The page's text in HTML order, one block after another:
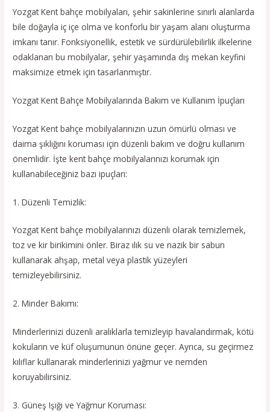
Yozgat Kent bahçe mobilyaları, şehir sakinlerine sınırlı alanlarda
bile doğayla iç içe olma ve konforlu bir yaşam alanı oluşturma
imkanı tanır. Fonksiyonellik, estetik ve sürdürülebilirlik ilkelerine
odaklanan bu mobilyalar, şehir yaşamında dış mekan keyfini
maksimize etmek için tasarlanmıştır.
Yozgat Kent Bahçe Mobilyalarında Bakım ve Kullanım İpuçları
Yozgat Kent bahçe mobilyalarınızın uzun ömürlü olması ve
daima şıklığını koruması için düzenli bakım ve doğru kullanım
önemlidir. İşte kent bahçe mobilyalarınızı korumak için
kullanabileceğiniz bazı ipuçları:
1. Düzenli Temizlik:
Yozgat Kent bahçe mobilyalarınızı düzenli olarak temizlemek,
toz ve kir birikimini önler. Biraz ılık su ve nazik bir sabun
kullanarak ahşap, metal veya plastik yüzeyleri
temizleyebilirsiniz.
2. Minder Bakımı:
Minderlerinizi düzenli aralıklarla temizleyip havalandırmak, kötü
kokuların ve küf oluşumunun önüne geçer. Ayrıca, su geçirmez
kılıflar kullanarak minderlerinizi yağmur ve nemden
koruyabilirsiniz.
3. Güneş Işığı ve Yağmur Koruması: